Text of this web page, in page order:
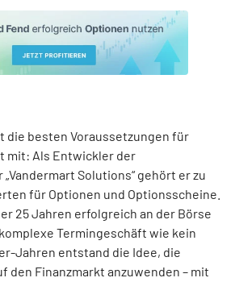
die besten Voraussetzungen für
mit: Als Entwickler der
Solutions“ gehört er zu
für Optionen und Optionsscheine.
25 Jahren erfolgreich an der Börse
Termingeschäft wie kein
Jahren entstand die Idee, die
den Finanzmarkt anzuwenden – mit